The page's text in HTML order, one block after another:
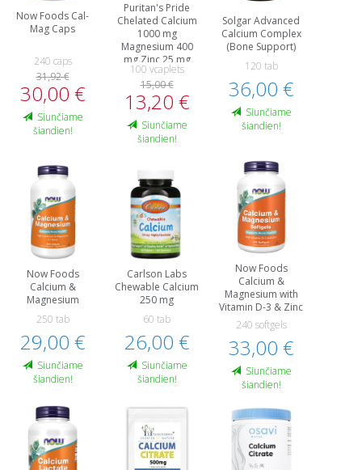
Now Foods Cal-
Mag Caps
240 caps
31,92 €
30,00 €
Siunčiame
šiandien!
Puritan's Pride
Chelated Calcium
1000 mg
Magnesium 400
mg Zinc 25 mg
100 vcaplets
15,00 €
13,20 €
Siunčiame
šiandien!
Solgar Advanced
Calcium Complex
(Bone Support)
120 tab
36,00 €
Siunčiame
šiandien!
Now Foods
Calcium &
Magnesium
250 tab
29,00 €
Siunčiame
šiandien!
Carlson Labs
Chewable Calcium
250 mg
60 tab
26,00 €
Siunčiame
šiandien!
Now Foods
Calcium &
Magnesium with
Vitamin D-3 & Zinc
240 softgels
33,00 €
Siunčiame
šiandien!